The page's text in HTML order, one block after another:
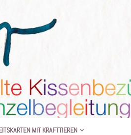
MIT KRAFTTIEREN